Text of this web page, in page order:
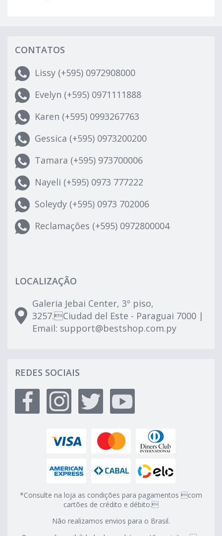
CONTATOS
Lissy (+595) 0972908000
Evelyn (+595) 0971111888
Karen (+595) 0993267763
Gessica (+595) 0973200200
Tamara (+595) 973700006
Nayeli (+595) 0973 777222
Soleydy (+595) 0973 702006
Reclamações (+595) 0972800004
LOCALIZAÇÃO
Galeria Jebai Center, 3º piso,
3257.Ciudad del Este - Paraguai 7000 |
Email: support@bestshop.com.py
REDES SOCIAIS
*Consulte na loja as condições para pagamentos com
cartões de crédito e débito.
Não realizamos envios para o Brasil.